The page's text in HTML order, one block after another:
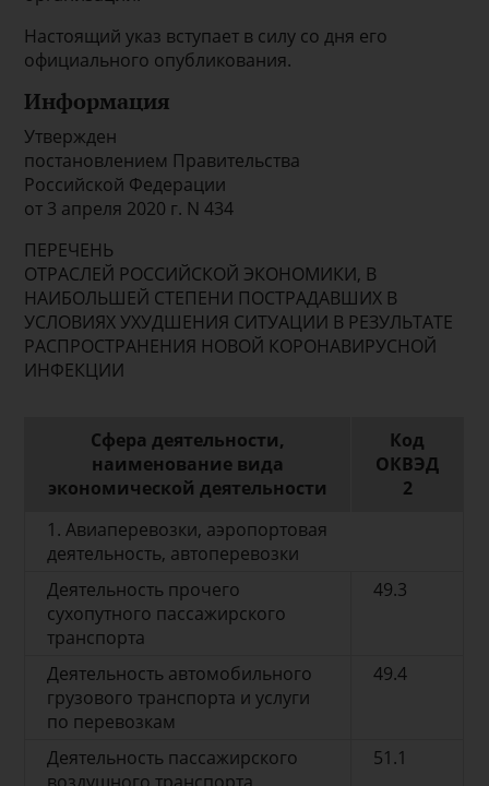
Настоящий указ вступает в силу со дня его
официального опубликования.
Информация
Утвержден
постановлением Правительства
Российской Федерации
от 3 апреля 2020 г. N 434
ПЕРЕЧЕНЬ
ОТРАСЛЕЙ РОССИЙСКОЙ ЭКОНОМИКИ, В
НАИБОЛЬШЕЙ СТЕПЕНИ ПОСТРАДАВШИХ В
УСЛОВИЯХ УХУДШЕНИЯ СИТУАЦИИ В РЕЗУЛЬТАТЕ
РАСПРОСТРАНЕНИЯ НОВОЙ КОРОНАВИРУСНОЙ
ИНФЕКЦИИ
Сфера деятельности,
наименование вида
экономической деятельности
Код
ОКВЭД
2
1. Авиаперевозки, аэропортовая
деятельность, автоперевозки
Деятельность прочего
сухопутного пассажирского
транспорта
49.3
Деятельность автомобильного
грузового транспорта и услуги
по перевозкам
49.4
Деятельность пассажирского
51.1